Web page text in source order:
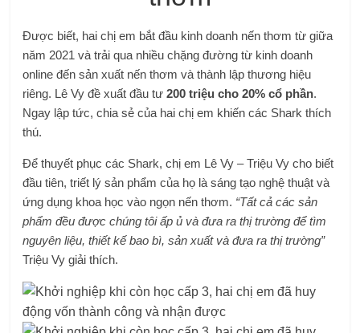
Được biết, hai chị em bắt đầu kinh doanh nến thơm từ giữa
năm 2021 và trải qua nhiều chặng đường từ kinh doanh
online đến sản xuất nến thơm và thành lập thương hiệu
riêng. Lê Vy đề xuất đầu tư200 triệu cho 20% cổ phần.
Ngay lập tức, chia sẻ của hai chị em khiến các Shark thích
thú.
Để thuyết phục các Shark, chị em Lê Vy – Triệu Vy cho biết
đầu tiên, triết lý sản phẩm của họ là sáng tạo nghệ thuật và
ứng dụng khoa học vào ngọn nến thơm. “Tất cả các sản
phẩm đều được chúng tôi ấp ủ và đưa ra thị trường để tìm
nguyên liệu, thiết kế bao bì, sản xuất và đưa ra thị trường”
Triệu Vy giải thích.